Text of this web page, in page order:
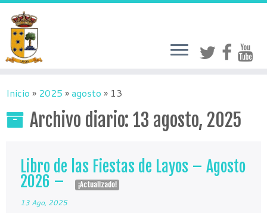
Inicio » 2025 »agosto » 13
Archivo diario: 13 agosto, 2025
Libro de las Fiestas de Layos – Agosto
2026 – ¡Actualizado!
13 Ago, 2025